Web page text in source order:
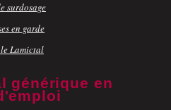
surdosage
en garde
Lamictal
générique en